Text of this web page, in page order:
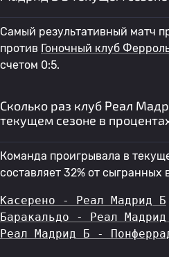
Самый результативный матч
против Гоночный клуб
счетом 0:5.
Сколько раз клуб Реал
текущем сезоне в
Команда проигрывала в
составляет 32% от сыгранных
Касерено - Реал Мадрид Б
Баракальдо - Реал
Реал Мадрид Б -